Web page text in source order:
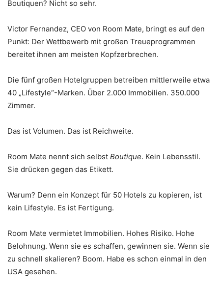
Boutiquen? Nicht so sehr.
Victor Fernandez, CEO von Room Mate, bringt es auf den
Punkt: Der Wettbewerb mit großen Treueprogrammen
bereitet ihnen am meisten Kopfzerbrechen.
Die fünf großen Hotelgruppen betreiben mittlerweile etwa
40 „Lifestyle“-Marken. Über 2.000 Immobilien. 350.000
Zimmer.
Das ist Volumen. Das ist Reichweite.
Room Mate nennt sich selbst Boutique. Kein Lebensstil.
Sie drücken gegen das Etikett.
Warum? Denn ein Konzept für 50 Hotels zu kopieren, ist
kein Lifestyle. Es ist Fertigung.
Room Mate vermietet Immobilien. Hohes Risiko. Hohe
Belohnung. Wenn sie es schaffen, gewinnen sie. Wenn sie
zu schnell skalieren? Boom. Habe es schon einmal in den
USA gesehen.